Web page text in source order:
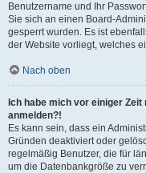
Benutzername und Ihr
Sie sich an einen Board-
gesperrt wurden. Es ist
der Website vorliegt, welches
Nach oben
Ich habe mich vor einiger
anmelden?!
Es kann sein, dass ein
Gründen deaktiviert oder
regelmäßig Benutzer, die für
um die Datenbankgröße zu